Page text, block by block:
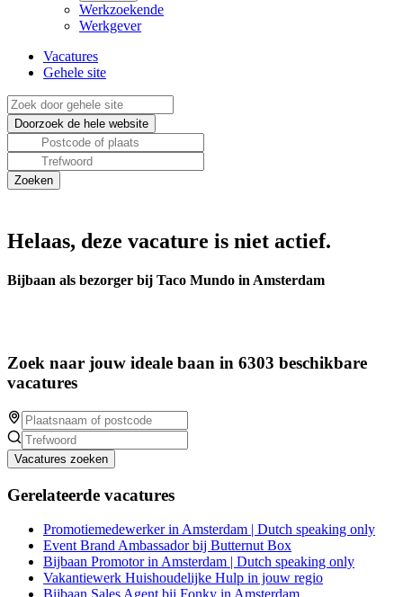
Werkzoekende
Werkgever
Vacatures
Gehele site
Helaas, deze vacature is niet actief.
Bijbaan als bezorger bij Taco Mundo in Amsterdam
Zoek naar jouw ideale baan in 6303 beschikbare
vacatures
Vacatures zoeken
Gerelateerde vacatures
Promotiemedewerker in Amsterdam | Dutch speaking only
Event Brand Ambassador bij Butternut Box
Bijbaan Promotor in Amsterdam | Dutch speaking only
Vakantiewerk Huishoudelijke Hulp in jouw regio